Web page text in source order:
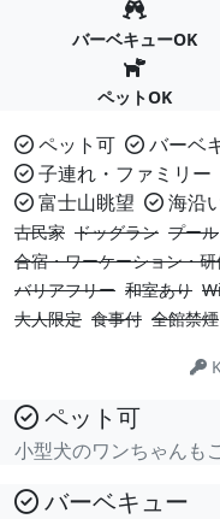
バーベキューOK
ペットOK
ペット可 バーベ
子連れ・ファミリー
富士山眺望
海沿
古民家 ドッグラン プール
合宿・ワーケーション・
バリアフリー 和室あり
大人限定 食事付 全館禁煙
ペット可
小型犬のワンちゃんも
バーベキュー